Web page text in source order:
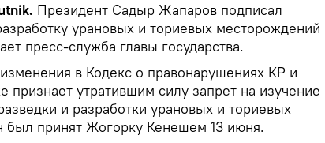
Президент Cадыр Жапаров подписал
урановых и ториевых месторождений
пресс-служба главы государства.
в Кодекс о правонарушениях КР и
признает утратившим силу запрет на изучение
и разработки урановых и ториевых
был принят Жогорку Кенешем 13 июня.